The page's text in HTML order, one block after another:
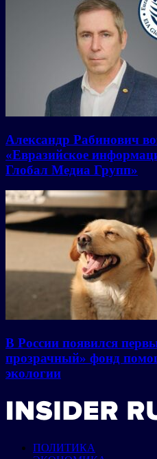
Александр Рабинович
«Евразийское
Глобал Медиа Групп»
В России появился
прозрачный» фонд
экологии
ПОЛИТИКА